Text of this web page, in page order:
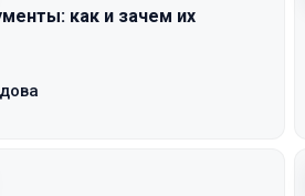
как и зачем их